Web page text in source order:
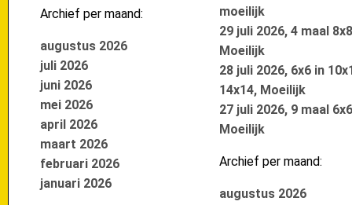
Archief per maand:
augustus 2026
juli 2026
juni 2026
mei 2026
april 2026
maart 2026
februari 2026
januari 2026
moeilijk
29 juli 2026, 4 maal
Moeilijk
28 juli 2026, 6x6 in
14x14, Moeilijk
27 juli 2026, 9 maal
Moeilijk
Archief per maand:
augustus 2026